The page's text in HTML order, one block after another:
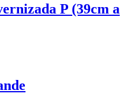
P (39cm a